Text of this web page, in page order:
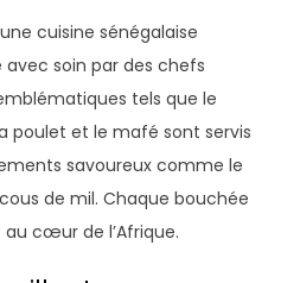
cuisine sénégalaise
soin par des chefs
tels que le
poulet et le mafé sont servis
savoureux comme le
de mil. Chaque bouchée
cœur de l’Afrique.